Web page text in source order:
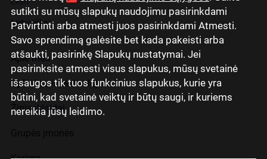
sutikti su mūsų slapukų naudojimu pasirinkdami
Patvirtinti arba atmesti juos pasirinkdami Atmesti.
Savo sprendimą galėsite bet kada pakeisti arba
atšaukti, pasirinkę Slapukų nustatymai. Jei
pasirinksite atmesti visus slapukus, mūsų svetainė
išsaugos tik tuos funkcinius slapukus, kurie yra
būtini, kad svetainė veiktų ir būtų saugi, ir kuriems
nereikia jūsų leidimo.
Lietuviškai
Apie mus
Ryšiai su investuotojais
Žiniasklaidai